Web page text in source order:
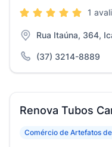
1
Rua Itaúna, 364,
(37) 3214-8889
Renova Tubos
Comércio de Artefatos